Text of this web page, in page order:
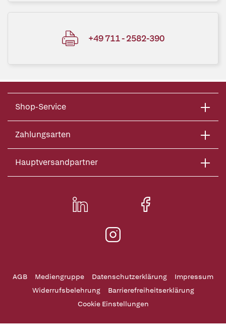
+49 711 - 2582-390
Shop-Service
Zahlungsarten
Hauptversandpartner
AGB Mediengruppe Datenschutzerklärung
Impressum
Widerrufsbelehrung
Barrierefreiheitserklärung
Cookie Einstellungen